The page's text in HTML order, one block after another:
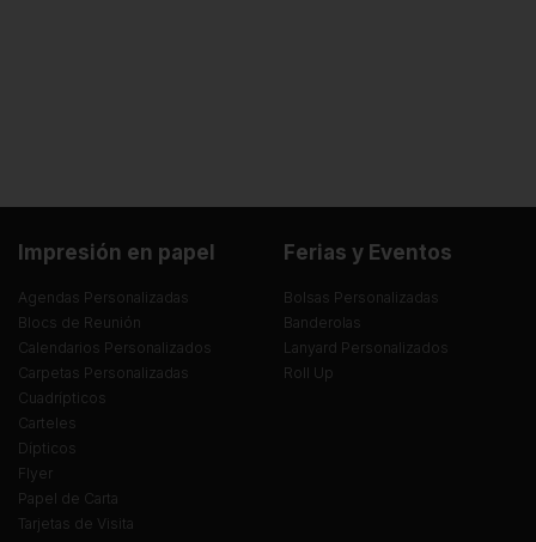
Impresión en papel
Agendas Personalizadas
Blocs de Reunión
Calendarios Personalizados
Carpetas Personalizadas
Cuadrípticos
Carteles
Dípticos
Flyer
Papel de Carta
Tarjetas de Visita
Ferias y Eventos
Bolsas Personalizadas
Banderolas
Lanyard Personalizados
Roll Up